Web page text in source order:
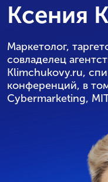
Ксения
Маркетолог,
совладелец
Klimchukovy.ru,
конференций, в
Cybermarketing,